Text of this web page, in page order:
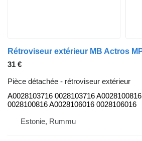
31 €
Pièce détachée - rétroviseur extérieur
A0028103716 0028103716 A0028100816
0028100816 A0028106016 0028106016
Estonie, Rummu